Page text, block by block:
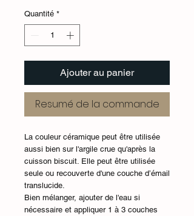
Quantité *
Ajouter au panier
Resumé de la commande
La couleur céramique peut être utilisée
aussi bien sur l'argile crue qu'après la
cuisson biscuit. Elle peut être utilisée
seule ou recouverte d'une couche d’émail
translucide.
Bien mélanger, ajouter de l'eau si
nécessaire et appliquer 1 à 3 couches